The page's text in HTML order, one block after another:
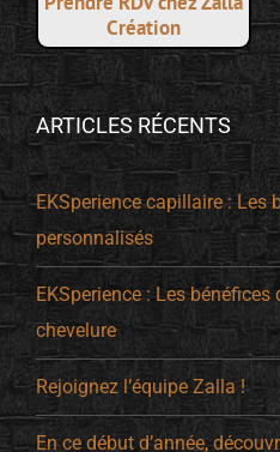
Création
ARTICLES RÉCENTS
EKSperience capillaire : Les
personnalisés
EKSperience : Les
chevelure
Rejoignez l’équipe Zalla !
En ce début d’année,